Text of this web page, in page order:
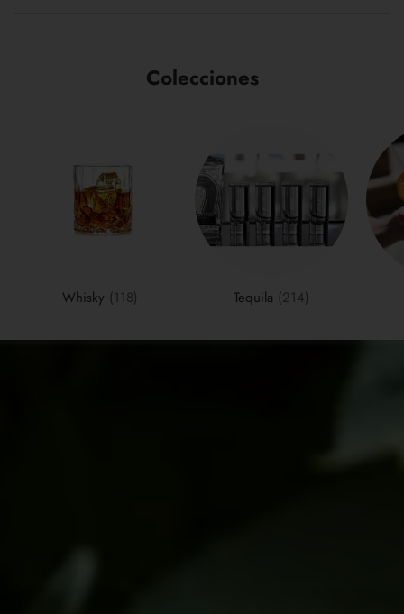
Colecciones
Whisky (118) Tequila (214)